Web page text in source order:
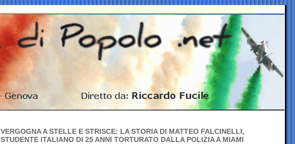
VERGOGNA A STELLE E STRISCE: LA STORIA DI MATTEO FALCINELLI,
STUDENTE ITALIANO DI 25 ANNI TORTURATO DALLA POLIZIA A MIAMI